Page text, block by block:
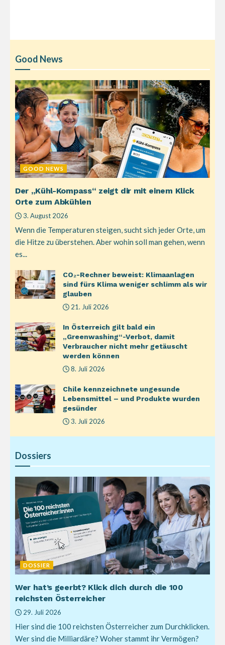
Good News
GOOD NEWS
Der „Kühl-Kompass“ zeigt dir mit einem Klick
Orte zum Abkühlen
3. August 2026
Wenn die Temperaturen steigen, sucht sich jeder Orte, um
die Hitze zu überstehen. Aber wohin soll man gehen, wenn
es...
CO₂-Rechner beweist: Klimaanlagen
sind fürs Klima weniger schlimm als wir
glauben
21. Juli 2026
In Österreich gilt bald ein
„Greenwashing“-Verbot, damit
Verbraucher nicht mehr getäuscht
werden können
8. Juli 2026
Chile kennzeichnete ungesunde
Lebensmittel – und Produkte wurden
gesünder
3. Juli 2026
Dossiers
DOSSIER
Wer hat’s geerbt? Klick dich durch die 100
reichsten Österreicher
29. Juli 2026
Hier sind die 100 reichsten Österreicher zum Durchklicken.
Wer sind die Milliardäre? Woher stammt ihr Vermögen?